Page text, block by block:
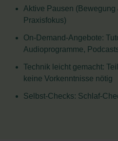
Aktive Pausen
Praxisfokus)
On-Demand-Angebote:
Audioprogramme,
Technik leicht gemacht:
keine Vorkenntnisse nötig
Selbst-Checks: Schlaf-